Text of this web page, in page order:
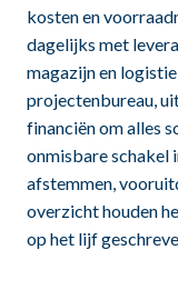
kosten en
dagelijks met
magazijn en
projectenbureau,
financiën om alles
onmisbare schakel
afstemmen,
overzicht houden
op het lijf